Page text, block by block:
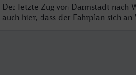
Der letzte Zug von Darmstadt nach
auch hier, dass der Fahrplan sich